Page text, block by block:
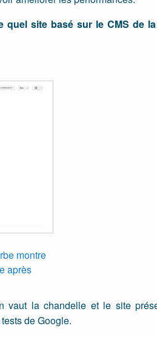
quel site basé sur le CMS de
montre
après
vaut la chandelle et le site
de Google.